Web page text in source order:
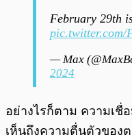
February 29th
pic.twitter.com/
— Max
2024
อย่างไรก็ตาม ความเชื่
เห็นถึงความตื่นตัวของ